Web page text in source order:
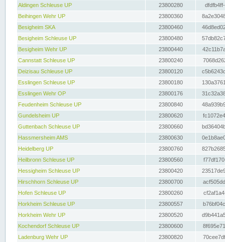
Aldingen Schleuse UP
23800280
Beihingen Wehr UP
23800360
Besigheim SKA
23800460
Besigheim Schleuse UP
23800480
Besigheim Wehr UP
23800440
Cannstatt Schleuse UP
23800240
Deizisau Schleuse UP
23800120
Esslingen Schleuse UP
23800180
Esslingen Wehr OP
23800176
Feudenheim Schleuse UP
23800840
Gundelsheim UP
23800620
Guttenbach Schleuse UP
23800660
Hassmersheim AMS
23800630
Heidelberg UP
23800760
Heilbronn Schleuse UP
23800560
Hessigheim Schleuse UP
23800420
Hirschhorn Schleuse UP
23800700
Hofen Schleuse UP
23800260
Horkheim Schleuse UP
23800557
Horkheim Wehr UP
23800520
Kochendorf Schleuse UP
23800600
Ladenburg Wehr UP
23800820